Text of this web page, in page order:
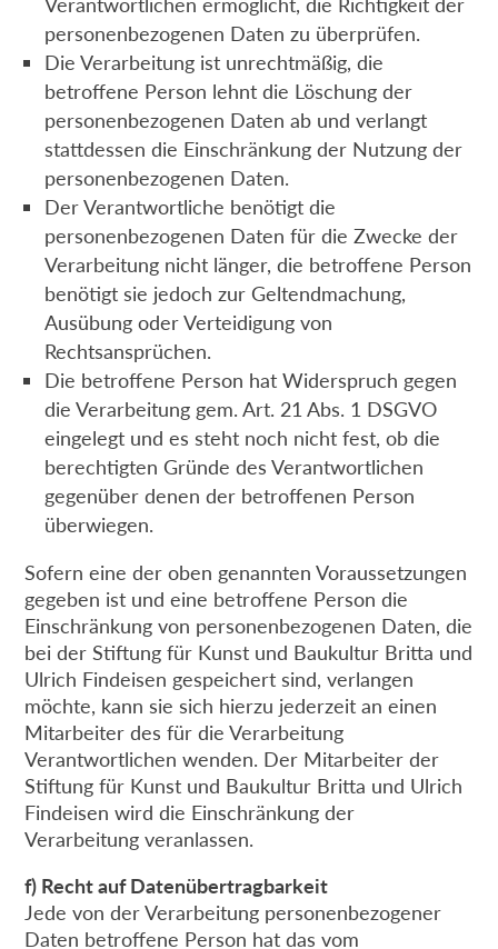
personenbezogenen Daten zu überprüfen.
Die Verarbeitung ist unrechtmäßig, die
betroffene Person lehnt die Löschung der
personenbezogenen Daten ab und verlangt
stattdessen die Einschränkung der Nutzung der
personenbezogenen Daten.
Der Verantwortliche benötigt die
personenbezogenen Daten für die Zwecke der
Verarbeitung nicht länger, die betroffene Person
benötigt sie jedoch zur Geltendmachung,
Ausübung oder Verteidigung von
Rechtsansprüchen.
Die betroffene Person hat Widerspruch gegen
die Verarbeitung gem. Art. 21 Abs. 1 DSGVO
eingelegt und es steht noch nicht fest, ob die
berechtigten Gründe des Verantwortlichen
gegenüber denen der betroffenen Person
überwiegen.
Sofern eine der oben genannten Voraussetzungen
gegeben ist und eine betroffene Person die
Einschränkung von personenbezogenen Daten, die
bei der Stiftung für Kunst und Baukultur Britta und
Ulrich Findeisen gespeichert sind, verlangen
möchte, kann sie sich hierzu jederzeit an einen
Mitarbeiter des für die Verarbeitung
Verantwortlichen wenden. Der Mitarbeiter der
Stiftung für Kunst und Baukultur Britta und Ulrich
Findeisen wird die Einschränkung der
Verarbeitung veranlassen.
f) Recht auf Datenübertragbarkeit
Jede von der Verarbeitung personenbezogener
Daten betroffene Person hat das vom